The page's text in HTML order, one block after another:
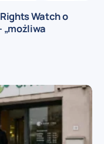
Watch o